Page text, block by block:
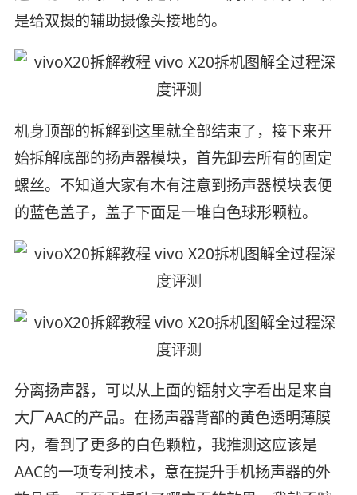
是给双摄的辅助摄像头接地的。
机身顶部的拆解到这里就全部结束了，接下来开
始拆解底部的扬声器模块，首先卸去所有的固定
螺丝。不知道大家有木有注意到扬声器模块表便
的蓝色盖子，盖子下面是一堆白色球形颗粒。
分离扬声器，可以从上面的镭射文字看出是来自
大厂AAC的产品。在扬声器背部的黄色透明薄膜
内，看到了更多的白色颗粒，我推测这应该是
AAC的一项专利技术，意在提升手机扬声器的外